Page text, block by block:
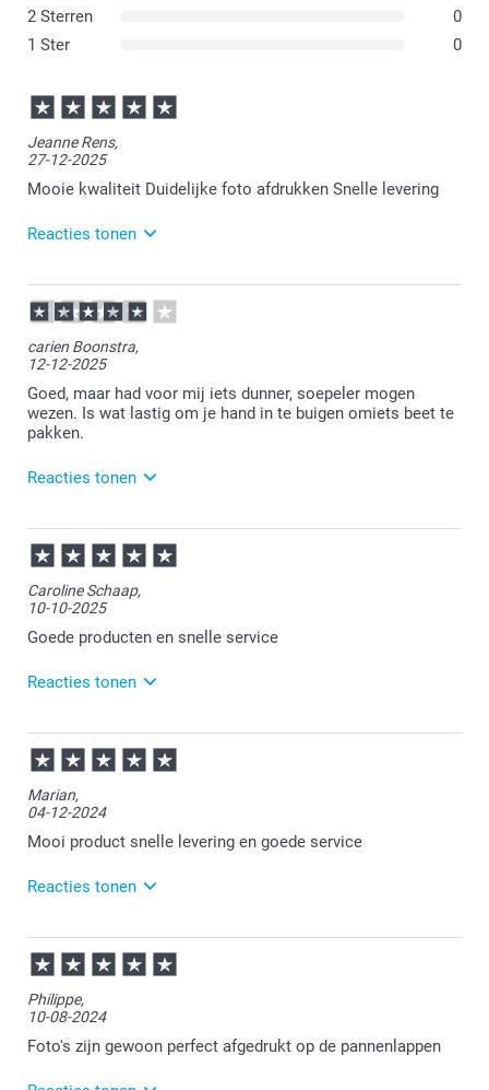
2 Sterren
0
1 Ster
0
Jeanne Rens,
27-12-2025
Mooie kwaliteit Duidelijke foto afdrukken Snelle levering
Reacties tonen
29-12-2025
16:02
Bedankt voor je reactie.
Veel plezier van de pannenlappen.
carien Boonstra,
12-12-2025
Goed, maar had voor mij iets dunner, soepeler mogen
wezen. Is wat lastig om je hand in te buigen omiets beet te
pakken.
Reacties tonen
16-12-2025
13:14
Bedankt voor je bericht.
Veel plezier van je bestelling!
Caroline Schaap,
10-10-2025
Goede producten en snelle service
Reacties tonen
13-10-2025
11:58
Bedankt voor je review. Wat fijn om te horen dat je
tevreden bent. Veel plezier van je bestelling!
Marian,
04-12-2024
Mooi product snelle levering en goede service
Reacties tonen
05-12-2024
15:19
Bedankt voor je review. Fijn om te horen dat je
tevreden bent. Heel veel plezier van je pannenlappen
en wellicht tot een volgende keer.
Philippe,
10-08-2024
Foto's zijn gewoon perfect afgedrukt op de pannenlappen